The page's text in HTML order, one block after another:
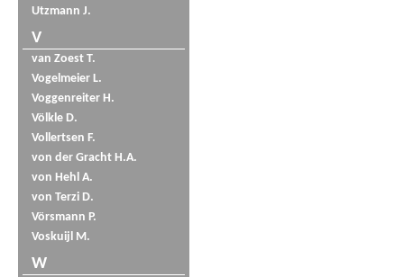
Utzmann J.
V
van Zoest T.
Vogelmeier L.
Voggenreiter H.
Völkle D.
Vollertsen F.
von der Gracht H.A.
von Hehl A.
von Terzi D.
Vörsmann P.
Voskuijl M.
W